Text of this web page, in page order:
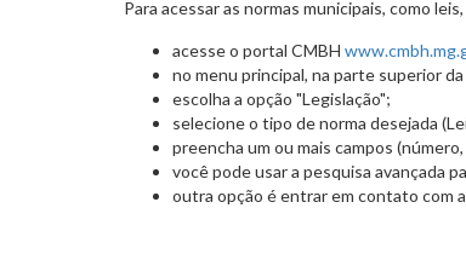
Para acessar as normas municipais, como
acesse o portal CMBH
no menu principal, na parte superior
escolha a opção "Legislação";
selecione o tipo de norma desejada
preencha um ou mais campos
você pode usar a pesquisa avançada
outra opção é entrar em contato com